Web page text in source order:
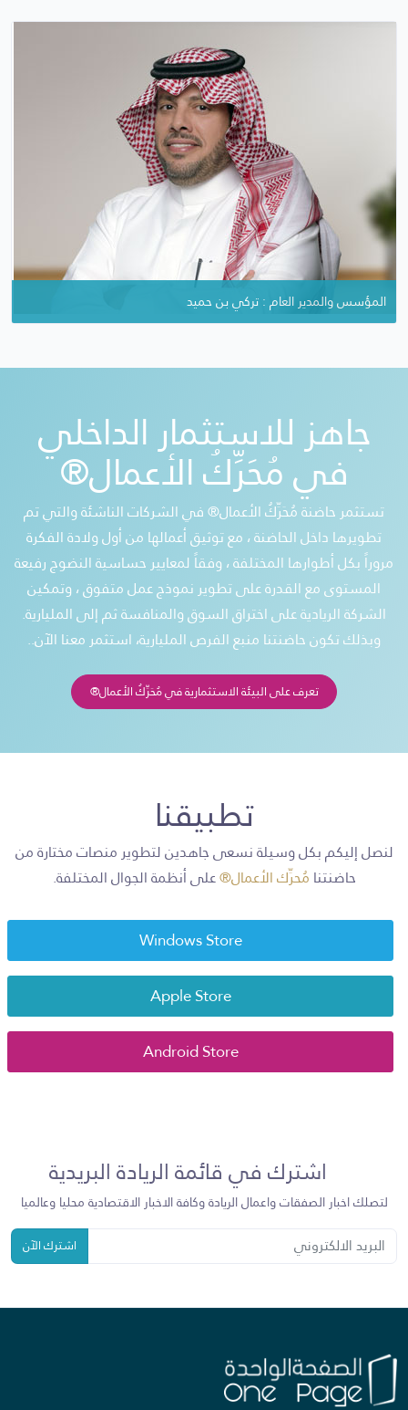
المؤسس والمدير العام : تركي بن حميد
المدير التنفيذي : محمد العمران
جاهز للاستثمار الداخلي
في مُحَرِّكُ الأعمال®
تستثمر حاضنة مُحَرِّكُ الأعمال® في الشركات الناشئة والتي تم
تطويرها داخل الحاضنة ، مع توثيق أعمالها من أول ولادة الفكرة
مروراً بكل أطوارها المختلفة ، وفقاً لمعايير حساسية النضوج رفيعة
المستوى مع القدرة على تطوير نموذج عمل متفوق ، وتمكين
الشركة الريادية على اختراق السوق والمنافسة ثم إلى المليارية.
وبذلك تكون حاضنتنا منبع الفرص المليارية، استثمر معنا الآن..
تعرف على البيئة الاستثمارية في مُحَرِّكُ الأعمال®
تطبيقنا
لنصل إليكم بكل وسيلة نسعى جاهدين لتطوير منصات مختارة من
حاضنتنا مُحرِّك الأعمال®على أنظمة الجوال المختلفة.
Windows Store
Apple Store
Android Store
اشترك في قائمة الريادة البريدية
لتصلك اخبار الصفقات واعمال الريادة وكافة الاخبار الاقتصادية محليا وعالميا
اشترك الآن